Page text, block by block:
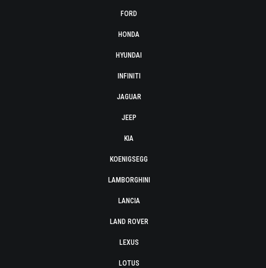
FORD
HONDA
HYUNDAI
INFINITI
JAGUAR
JEEP
KIA
KOENIGSEGG
LAMBORGHINI
LANCIA
LAND ROVER
LEXUS
LOTUS